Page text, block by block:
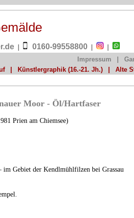
0160-99558800
Impressum
Künstlergraphik (16.-21. Jh.) Alte
Moor - Öl/Hartfaser
Prien am Chiemsee)
im Gebiet der Kendlmühlfilzen bei Grassau